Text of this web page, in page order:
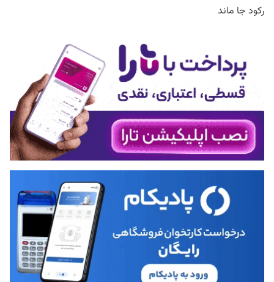
رکود جا ماند